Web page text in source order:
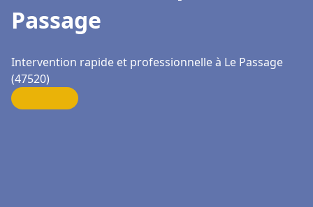
Passage
Intervention rapide et professionnelle à Le Passage
(47520)